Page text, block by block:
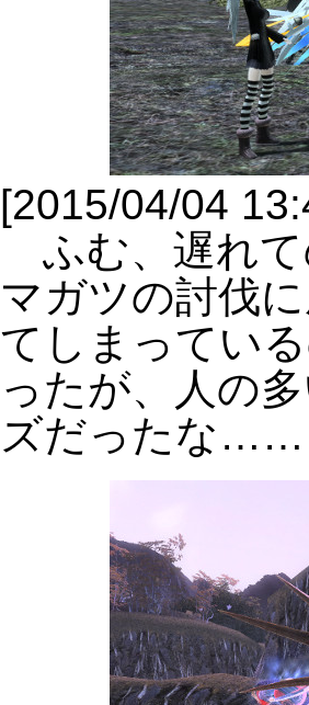
[2015/04/04
ふむ、遅れて
マガツの討伐
てしまってい
ったが、人の
ズだったな……